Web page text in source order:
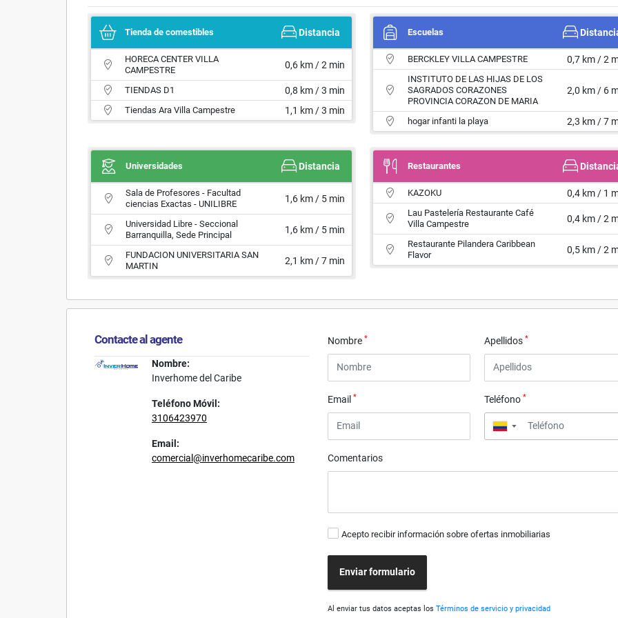
Tienda de comestibles Distancia
HORECA CENTER VILLA
CAMPESTRE
0,6 km / 2 min
TIENDAS D1 0,8 km / 3 min
Tiendas Ara Villa Campestre 1,1 km / 3 min
Escuelas
BERCKLEY VILLA CAMPESTRE 0,7 km / 2
INSTITUTO DE LAS HIJAS DE LOS
SAGRADOS CORAZONES
PROVINCIA CORAZON DE MARIA
2,0 km / 6
hogar infanti la playa 2,3 km / 7
Universidades Distancia
Sala de Profesores - Facultad
ciencias Exactas - UNILIBRE
1,6 km / 5 min
Universidad Libre - Seccional
Barranquilla, Sede Principal
1,6 km / 5 min
FUNDACION UNIVERSITARIA SAN
MARTIN
2,1 km / 7 min
Restaurantes
KAZOKU 0,4 km / 1
Lau Pastelería Restaurante Café
Villa Campestre
0,4 km / 2
Restaurante Pilandera Caribbean
Flavor
0,5 km / 2
Contacte al agente
Nombre:
Inverhome del Caribe
Teléfono Móvil:
3106423970
Email:
comercial@inverhomecaribe.com
Nombre* Apellidos *
Email* Teléfono *
▼
Comentarios
Acepto recibir información sobre ofertas inmobiliarias
Enviar formulario
Al enviar tus datos aceptas losTérminos de servicio y privacidad